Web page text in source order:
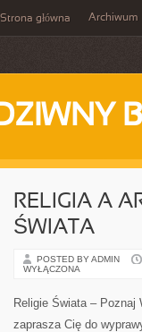
Strona główna Archiwum
RELIGIA A
ŚWIATA
POSTED BY ADMIN
WYŁĄCZONA
Religie Świata –
zaprasza Cię do